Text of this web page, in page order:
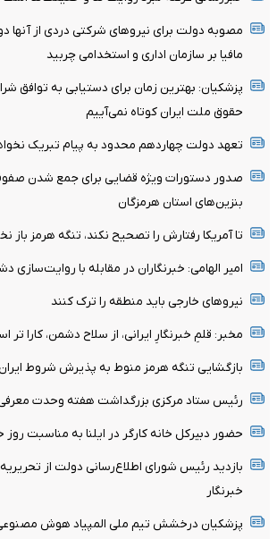
مصوبه دولت برای نیروهای شرکتی دردی از آنها
مافیا بر سازمان اداری و استخدامی چربید
پزشکیان‌: بهترین زمان برای دستیابی به توافق
حقوق ملت ایران کوتاه نمی‌آییم
تعهد دولت چهاردهم محدود به پیام تبریک
صدور دستورات ویژه قضایی برای جمع شدن
بنزین‌های استان هرمزگان
تا آمریکا رفتارش را تصحیح نکند، تنگه هرمز باز
امیر الهامی: خبرنگاران در مقابله با
نیرو‌های خارجی باید منطقه را ترک کنند
مخبر: قلمِ خبرنگارِ ایرانی، از سلاح دشمن، کارا تر
بازگشایی تنگه هرمز منوط به پذیرش شروط
رئیس ستاد مرکزی بزرگداشت هفته وحدت
حضور دبیرکل خانه کارگر در ایلنا به مناسبت روز
بازدید رئیس شورای اطلاع‌رسانی دولت از تحریریه
خبرنگار
پزشکیان درخشش تیم ملی المپیاد هوش مصنوعی